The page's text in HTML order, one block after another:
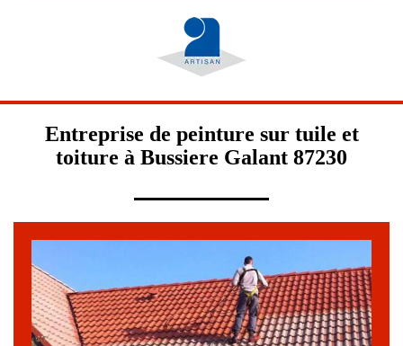
Entreprise de peinture sur tuile et
toiture à Bussiere Galant 87230